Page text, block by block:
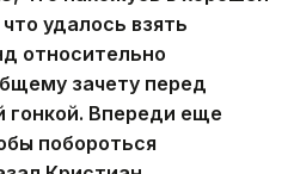
удалось взять
относительно
зачету перед
гонкой. Впереди еще
побороться